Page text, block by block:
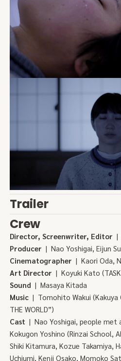
Trailer
Crew
Director, Screenwriter, Editor |
Producer | Nao Yoshigai, Eijun
Cinematographer | Kaori Oda,
Art Director | Koyuki Kato
Sound | Masaya Kitada
Music | Tomohito Wakui (Kakuya
THE WORLD”)
Cast | Nao Yoshigai, people met
Kokugon Yoshino (Rinzai School,
Shiki Kitamura, Kozue Takamiya,
Uchiumi, Kenji Osako, Momoko